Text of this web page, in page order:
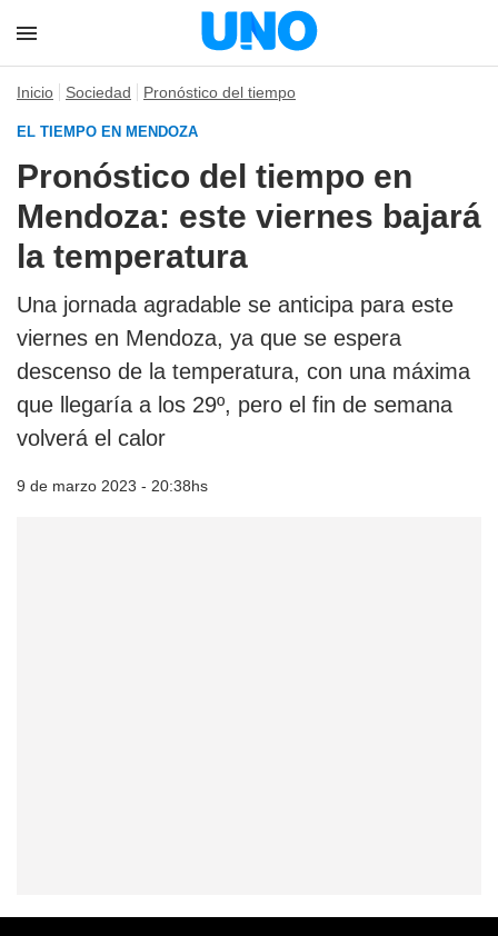
Inicio Sociedad Pronóstico del tiempo
EL TIEMPO EN MENDOZA
Pronóstico del tiempo en
Mendoza: este viernes bajará
la temperatura
Una jornada agradable se anticipa para este
viernes en Mendoza, ya que se espera
descenso de la temperatura, con una máxima
que llegaría a los 29º, pero el fin de semana
volverá el calor
9 de marzo 2023 - 20:38hs